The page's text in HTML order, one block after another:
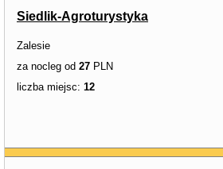
Siedlik-Agroturystyka
Zalesie
za nocleg od 27 PLN
liczba miejsc: 12